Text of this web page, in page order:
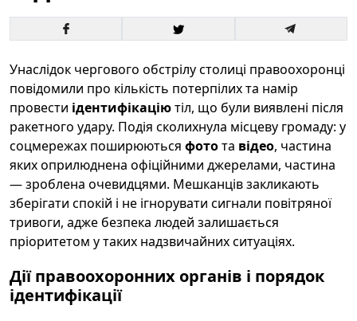
Унаслідок чергового обстрілу столиці правоохоронці
повідомили про кількість потерпілих та намір
провести ідентифікаціютіл, що були виявлені після
ракетного удару. Подія сколихнула місцеву громаду: у
соцмережах поширюються фотота відео, частина
яких оприлюднена офіційними джерелами, частина
— зроблена очевидцями. Мешканців закликають
зберігати спокій і не ігнорувати сигнали повітряної
тривоги, адже безпека людей залишається
пріоритетом у таких надзвичайних ситуаціях.
Дії правоохоронних органів і порядок
ідентифікації